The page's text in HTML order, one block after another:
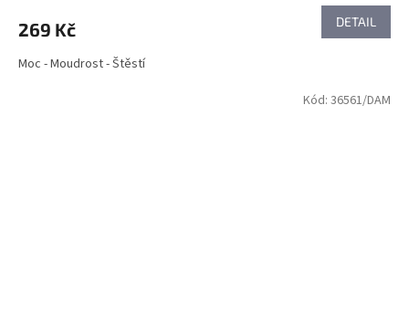
269 Kč DETAIL
Moc - Moudrost - Štěstí
Kód: 36561/DAM